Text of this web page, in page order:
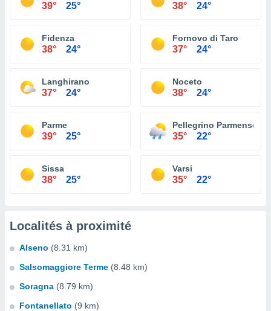
39° 25° 38° 24°
Fidenza
38° 24°
Fornovo di Taro
37° 24°
Langhirano
37° 24°
Noceto
38° 24°
Parme
39° 25°
Pellegrino Parmense
35° 22°
Sissa
38° 25°
Varsi
35° 22°
Localités à proximité
Alseno (8.31 km)
Salsomaggiore Terme (8.48 km)
Soragna (8.79 km)
Fontanellato (9 km)